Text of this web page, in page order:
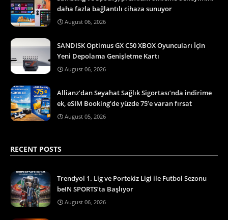
daha fazla bağlantılı cihaza sunuyor
August 06, 2026
SANDISK Optimus GX C50 XBOX Oyuncuları İçin
Yeni Depolama Genişletme Kartı
August 06, 2026
Allianz’dan Seyahat Sağlık Sigortası’nda indirime
ek, eSIM Booking’de yüzde 75’e varan fırsat
August 05, 2026
RECENT POSTS
Trendyol 1. Lig ve Portekiz Ligi ile Futbol Sezonu
beIN SPORTS’ta Başlıyor
August 06, 2026